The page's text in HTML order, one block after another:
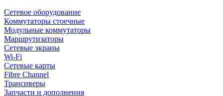
Сетевое оборудование
Коммутаторы стоечные
Модульные коммутаторы
Маршрутизаторы
Сетевые экраны
Wi-Fi
Сетевые карты
Fibre Channel
Трансиверы
Запчасти и дополнения